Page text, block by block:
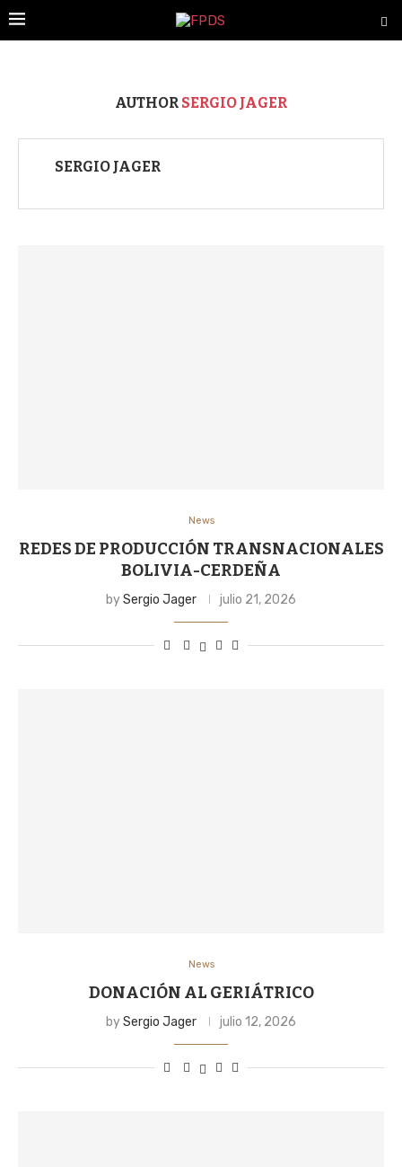
AUTHOR SERGIO JAGER
SERGIO JAGER
News
REDES DE PRODUCCIÓN TRANSNACIONALES
BOLIVIA-CERDEÑA
bySergio Jager julio 21, 2026
News
DONACIÓN AL GERIÁTRICO
bySergio Jager julio 12, 2026